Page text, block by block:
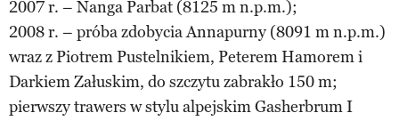
2007 r. – Nanga Parbat (8125 m n.p.m.);
2008 r. – próba zdobycia Annapurny (8091 m n.p.m.)
wraz z Piotrem Pustelnikiem, Peterem Hamorem i
Darkiem Załuskim, do szczytu zabrakło 150 m;
pierwszy trawers w stylu alpejskim Gasherbrum I